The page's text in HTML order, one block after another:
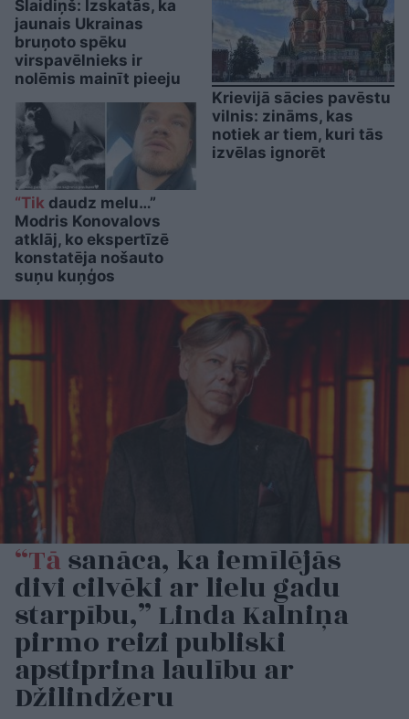
Slaidiņš: Izskatās, ka
jaunais Ukrainas
bruņoto spēku
virspavēlnieks ir
nolēmis mainīt pieeju
“Tik daudz melu…”
Modris Konovalovs
atklāj, ko ekspertīzē
konstatēja nošauto
suņu kuņģos
Krievijā sācies pavēstu
vilnis: zināms, kas
notiek ar tiem, kuri tās
izvēlas ignorēt
“Tāsanāca, ka iemīlējās
divi cilvēki ar lielu gadu
starpību,” Linda Kalniņa
pirmo reizi publiski
apstiprina laulību ar
Džilindžeru